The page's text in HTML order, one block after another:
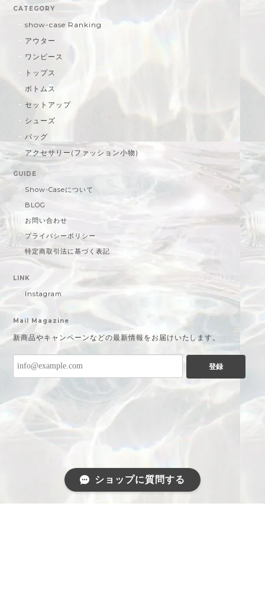
CATEGORY
show-case Ranking
アウター
ワンピース
トップス
ボトムス
セットアップ
シューズ
バッグ
アクセサリー(ファッション小物)
GUIDE
Show-Caseについて
BLOG
お問い合わせ
プライバシーポリシー
特定商取引法に基づく表記
LINK
Instagram
Mail Magazine
新商品やキャンペーンなどの最新情報をお届けいたします。
登録
ショップに質問する